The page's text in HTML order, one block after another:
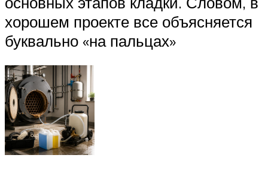
хорошем проекте все объясняется
буквально «на пальцах»